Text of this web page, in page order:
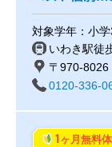
対象学年：小
いわき駅徒
〒970-
0120-336-
1 ヶ月無料